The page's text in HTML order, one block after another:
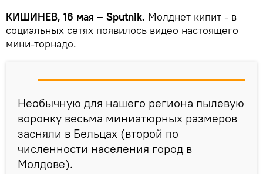
КИШИНЕВ, 16 мая – Sputnik. Молднет кипит - в
социальных сетях появилось видео настоящего
мини-торнадо.
Необычную для нашего региона пылевую
воронку весьма миниатюрных размеров
засняли в Бельцах (второй по
численности населения город в
Молдове).